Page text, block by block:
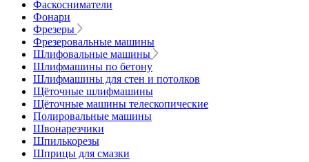
Фаскосниматели
Фонари
Фрезеры
Фрезеровальные машины
Шлифовальные машины
Шлифмашины по бетону
Шлифмашины для стен и потолков
Щёточные шлифмашины
Щёточные машины телескопические
Полировальные машины
Швонарезчики
Шпилькорезы
Шприцы для смазки